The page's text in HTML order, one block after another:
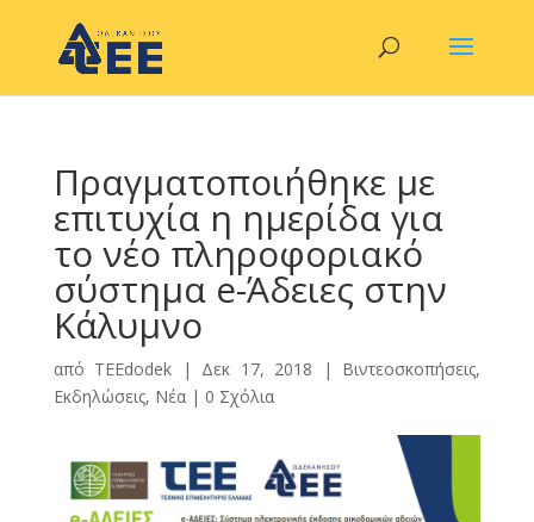
Πραγματοποιήθηκε με
επιτυχία η ημερίδα για
το νέο πληροφοριακό
σύστημα e-Άδειες στην
Κάλυμνο
από TEEdodek | Δεκ 17, 2018 | Βιντεοσκοπήσεις,
Εκδηλώσεις, Νέα| 0 Σχόλια